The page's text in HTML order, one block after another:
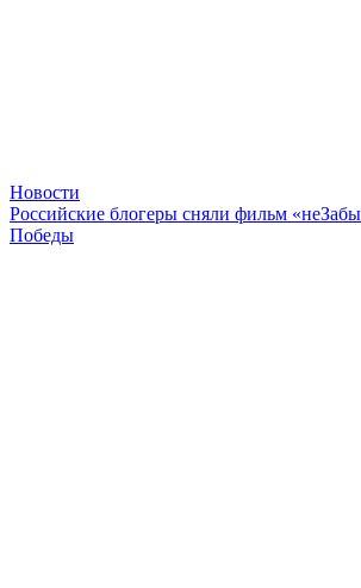
Новости
Российские блогеры сняли фильм
Победы